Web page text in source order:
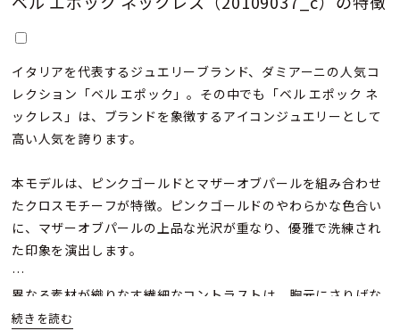
イタリアを代表するジュエリーブランド、ダミアーニの人気コ
レクション「ベル エポック」。その中でも「ベル エポック ネ
ックレス」は、ブランドを象徴するアイコンジュエリーとして
高い人気を誇ります。
本モデルは、ピンクゴールドとマザーオブパールを組み合わせ
たクロスモチーフが特徴。ピンクゴールドのやわらかな色合い
に、マザーオブパールの上品な光沢が重なり、優雅で洗練され
た印象を演出します。
異なる素材が織りなす繊細なコントラストは、胸元にさりげな
い華やかさをプラス。シンプルでありながら印象に残るデザイ